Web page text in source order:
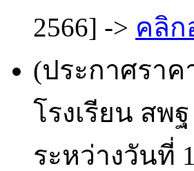
2566] -> คลิก
(ประกาศราค
โรงเรียน สพ
ระหว่างวันที่